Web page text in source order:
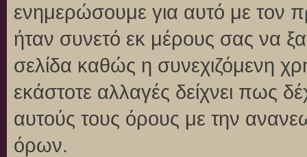
ενημερώσουμε για αυτό με τον
ήταν συνετό εκ μέρους σας να
σελίδα καθώς η συνεχιζόμενη
εκάστοτε αλλαγές δείχνει πως
αυτούς τους όρους με την
όρων.